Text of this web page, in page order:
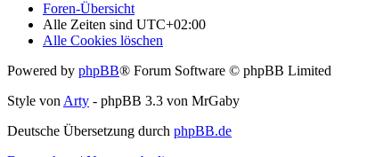
Foren-Übersicht
Alle Zeiten sind UTC+02:00
Alle Cookies löschen
Powered by phpBB® Forum Software © phpBB Limited
Style von Arty - phpBB 3.3 von MrGaby
Deutsche Übersetzung durch phpBB.de